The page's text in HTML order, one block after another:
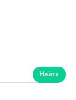
Найти